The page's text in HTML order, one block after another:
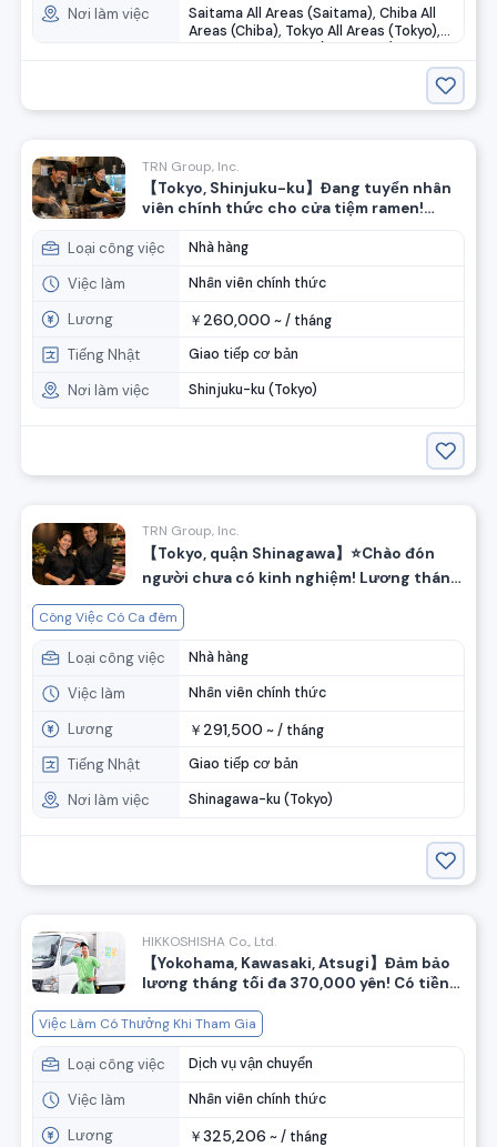
Nơi làm việc
Saitama All Areas (Saitama), Chiba All
Areas (Chiba), Tokyo All Areas (Tokyo),
Kanagawa All Areas (Kanagawa)
TRN Group, Inc.
【Tokyo, Shinjuku-ku】Đang tuyển nhân
viên chính thức cho cửa tiệm ramen!
Loại công việc
Nhà hàng
Việc làm Nhân viên chính thức
Lương ￥ 260,000 ~ / tháng
Tiếng Nhật Giao tiếp cơ bản
Nơi làm việc Shinjuku-ku (Tokyo)
TRN Group, Inc.
【Tokyo, quận Shinagawa】⭐️Chào đón
người chưa có kinh nghiệm! Lương tháng
hàng chuyên món thịt bò đen Nhật Bản
Công Việc Có Ca đêm
Loại công việc Nhà hàng
Việc làm Nhân viên chính thức
Lương ￥ 291,500 ~ / tháng
Tiếng Nhật Giao tiếp cơ bản
Nơi làm việc Shinagawa-ku (Tokyo)
HIKKOSHISHA Co., Ltd.
【Yokohama, Kawasaki, Atsugi】Đảm bảo
lương tháng tối đa 370,000 yên! Có tiền
viên hỗ trợ chuyển nhà
Việc Làm Có Thưởng Khi Tham Gia
Loại công việc Dịch vụ vận chuyển
Việc làm Nhân viên chính thức
Lương ￥325,206 ~ / tháng